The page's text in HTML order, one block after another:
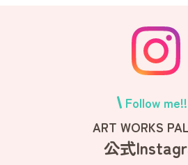
Follow me!!
ART WORKS
公式